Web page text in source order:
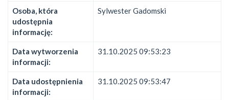
Osoba, która
udostępnia
informację:
Sylwester Gadomski
Data wytworzenia
informacji:
31.10.2025 09:53:23
Data udostępnienia
informacji:
31.10.2025 09:53:47